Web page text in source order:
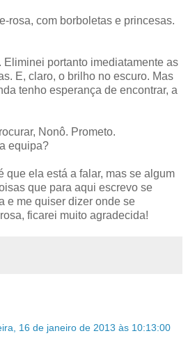
rosa, com borboletas e princesas.
Eliminei portanto imediatamente as
E, claro, o brilho no escuro. Mas
tenho esperança de encontrar, a
Nonô. Prometo.
equipa?
que ela está a falar, mas se algum
que para aqui escrevo se
e me quiser dizer onde se
ficarei muito agradecida!
16 de janeiro de 2013 às 10:13:00